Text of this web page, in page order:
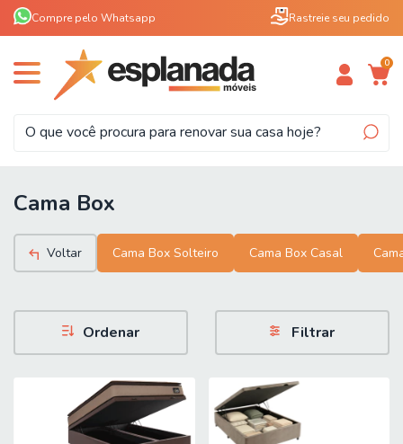
Compre pelo Whatsapp Rastreie seu pedido
0
Cama Box
Voltar Cama Box Solteiro Cama Box Casal
Ordenar Filtrar